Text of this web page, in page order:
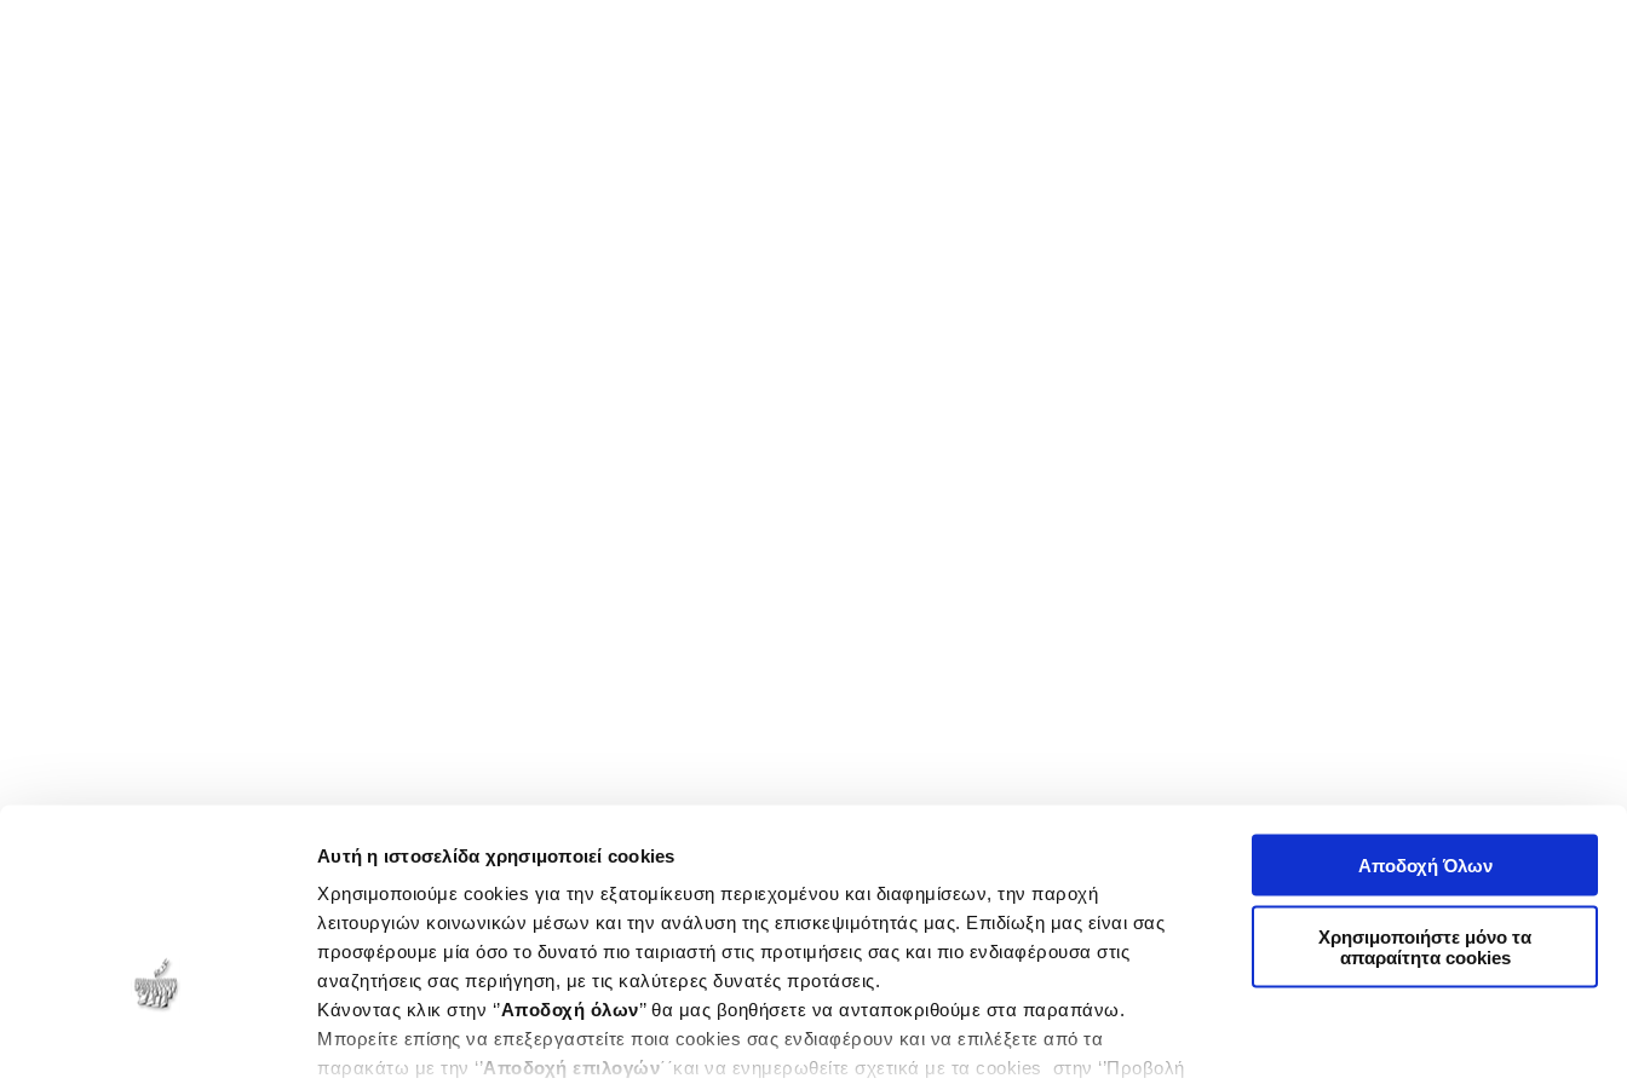
Αυτή η ιστοσελίδα χρησιμοποιεί cookies
Χρησιμοποιούμε cookies για την εξατομίκευση περιεχομένου και διαφημίσεων, την παροχή
λειτουργιών κοινωνικών μέσων και την ανάλυση της επισκεψιμότητάς μας. Επιδίωξη μας είναι σας
προσφέρουμε μία όσο το δυνατό πιο ταιριαστή στις προτιμήσεις σας και πιο ενδιαφέρουσα στις
αναζητήσεις σας περιήγηση, με τις καλύτερες δυνατές προτάσεις.
Κάνοντας κλικ στην ‘’Αποδοχή όλων’’ θα μας βοηθήσετε να ανταποκριθούμε στα παραπάνω.
Μπορείτε επίσης να επεξεργαστείτε ποια cookies σας ενδιαφέρουν και να επιλέξετε από τα
παρακάτω με την ‘’Αποδοχή επιλογών΄΄και να ενημερωθείτε σχετικά με τα cookies στην ‘’Προβολή
Αποδοχή Όλων
Χρησιμοποιήστε μόνο τα
απαραίτητα cookies